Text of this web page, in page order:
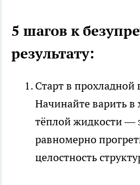
5 шагов к
результату:
Старт в прохладной
Начинайте варить в
тёплой жидкости —
равномерно
целостность